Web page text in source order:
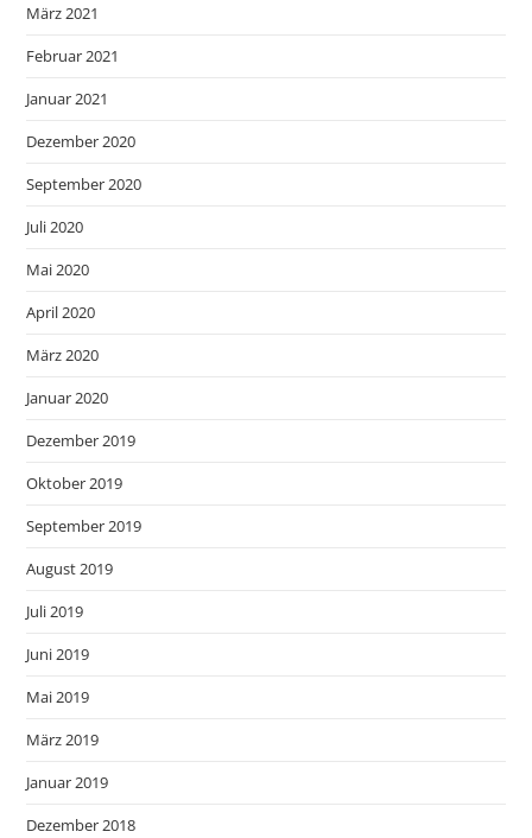
März 2021
Februar 2021
Januar 2021
Dezember 2020
September 2020
Juli 2020
Mai 2020
April 2020
März 2020
Januar 2020
Dezember 2019
Oktober 2019
September 2019
August 2019
Juli 2019
Juni 2019
Mai 2019
März 2019
Januar 2019
Dezember 2018